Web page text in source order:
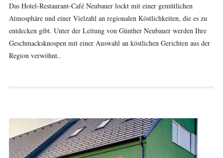
Das Hotel-Restaurant-Café Neubauer lockt mit einer gemütlichen
Atmosphäre und einer Vielzahl an regionalen Köstlichkeiten, die es zu
entdecken gibt. Unter der Leitung von Günther Neubauer werden Ihre
Geschmacksknospen mit einer Auswahl an köstlichen Gerichten aus der
Region verwöhnt..